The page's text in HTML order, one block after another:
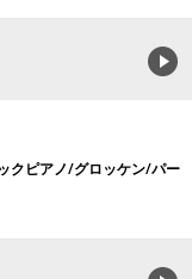
クピアノ/グロッケン/パー